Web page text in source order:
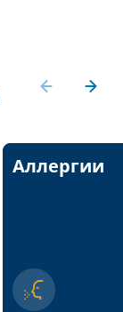
Аллергии